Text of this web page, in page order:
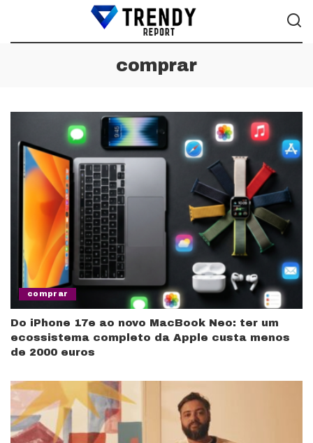
comprar
comprar
Do iPhone 17e ao novo MacBook Neo: ter um
ecossistema completo da Apple custa menos
de 2000 euros